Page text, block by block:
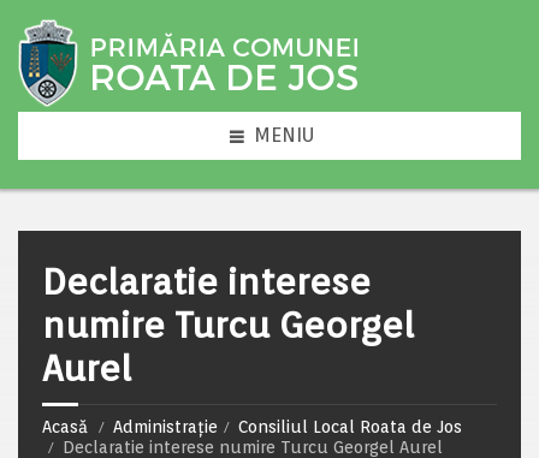
MENIU
Declaratie interese
numire Turcu Georgel
Aurel
Acasă Administrație
Consiliul Local Roata de Jos
Declaratie interese numire Turcu Georgel Aurel